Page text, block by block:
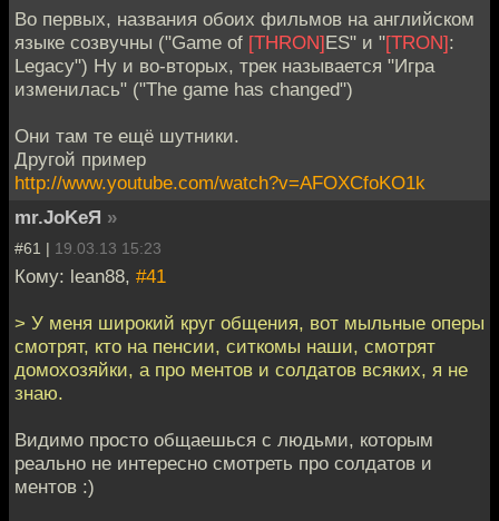
Во первых, названия обоих фильмов на английском
языке созвучны ("Game of [THRON]ES" и "[TRON]:
Legacy") Ну и во-вторых, трек называется "Игра
изменилась" ("The game has changed")
Они там те ещё шутники.
Другой пример
http://www.youtube.com/watch?v=AFOXCfoKO1k
mr.JoKeЯ »
#61 | 19.03.13 15:23
Кому: lean88, #41
> У меня широкий круг общения, вот мыльные оперы
смотрят, кто на пенсии, ситкомы наши, смотрят
домохозяйки, а про ментов и солдатов всяких, я не
знаю.
Видимо просто общаешься с людьми, которым
реально не интересно смотреть про солдатов и
ментов :)